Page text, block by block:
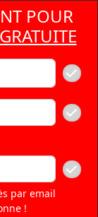
POUR
GRATUITE
par email
!